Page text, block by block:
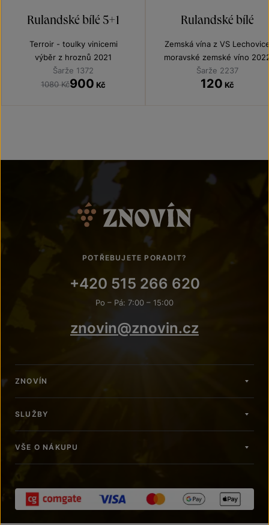
Rulandské bílé 5+1
Terroir - toulky vinicemi
výběr z hroznů 2021
Šarže 1372
1080 Kč900 Kč
Rulandské bílé
Zemská vína z VS
moravské zemské víno
Šarže 2237
120 Kč
POTŘEBUJETE PORADIT?
+420 515 266 620
Po – Pá: 7:00 – 15:00
znovin@znovin.cz
ZNOVÍN
SLUŽBY
VŠE O NÁKUPU